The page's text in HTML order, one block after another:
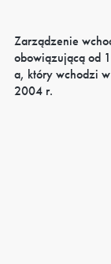
Zarządzenie
obowiązującą od
a, który wchodzi
2004 r.